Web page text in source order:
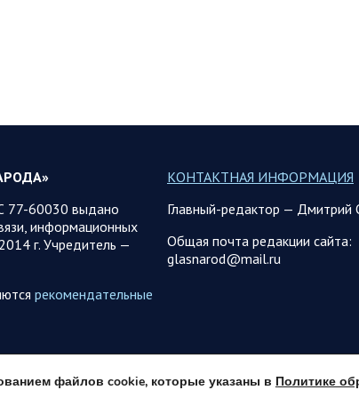
60030 выдано
информационных
г. Учредитель —
рекомендательные
КОНТАКТНАЯ ИНФОРМАЦИЯ
Главный-редактор — Дмитрий
Общая почта редакции сайта:
glasnarod@mail.ru
© 2013 - 2026
файлов cookie, которые указаны в Политике